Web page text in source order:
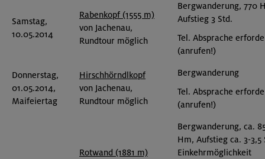
Samstag,
10.05.2014
Rabenkopf (1555 m)
von Jachenau,
Rundtour möglich
Bergwanderung, 770
Aufstieg 3 Std.
Tel. Absprache
(anrufen!)
Donnerstag,
01.05.2014,
Maifeiertag
Hirschhörndlkopf
von Jachenau,
Rundtour möglich
Bergwanderung
Tel. Absprache
(anrufen!)
Rotwand (1881 m)
Bergwanderung, ca.
Hm, Aufstieg ca. 3-3,5
Einkehrmöglichkeit